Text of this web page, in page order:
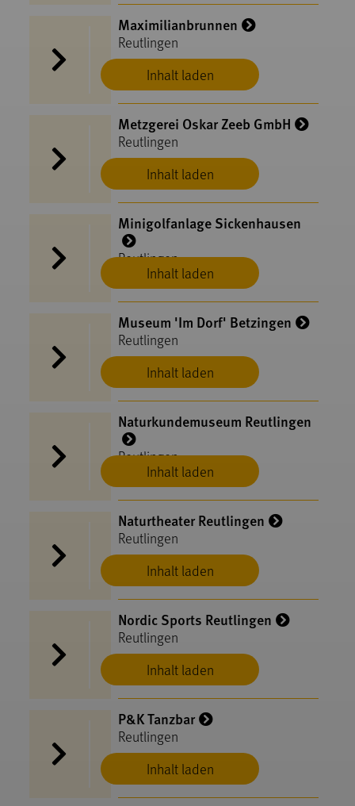
Inhalt laden
Maximilianbrunnen
Reutlingen
Inhalt laden
Metzgerei Oskar Zeeb GmbH
Reutlingen
Inhalt laden
Minigolfanlage Sickenhausen
Reutlingen
Inhalt laden
Museum 'Im Dorf' Betzingen
Reutlingen
Inhalt laden
Naturkundemuseum Reutlingen
Reutlingen
Inhalt laden
Naturtheater Reutlingen
Reutlingen
Inhalt laden
Nordic Sports Reutlingen
Reutlingen
Inhalt laden
P&K Tanzbar
Reutlingen